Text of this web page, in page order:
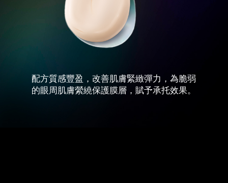
配方質感豐盈，改善肌膚緊緻彈力，為脆弱
的眼周肌膚縈繞保護膜層，賦予承托效果。